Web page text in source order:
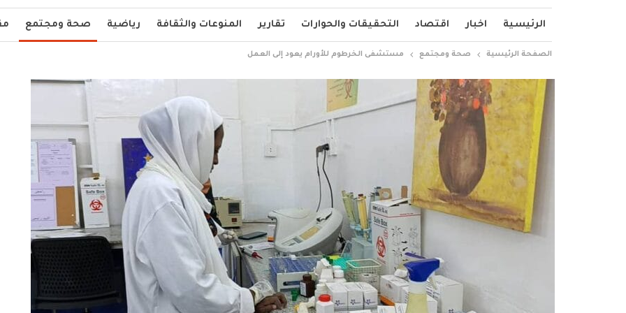
الرئيسية اخبار اقتصاد التحقيقات والحوارات تقارير المنوعات والثقافة رياضية صحة ومجتمع
الصفحة الرئيسية صحة ومجتمع مستشفى الخرطوم للأورام يعود إلى العمل